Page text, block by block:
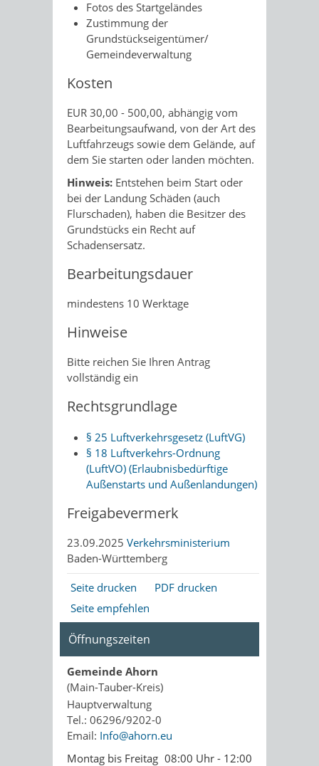
Fotos des Startgeländes
Zustimmung der
Grundstückseigentümer/
Gemeindeverwaltung
Kosten
EUR 30,00 - 500,00, abhängig vom
Bearbeitungsaufwand, von der Art des
Luftfahrzeugs sowie dem Gelände, auf
dem Sie starten oder landen möchten.
Hinweis: Entstehen beim Start oder
bei der Landung Schäden (auch
Flurschaden), haben die Besitzer des
Grundstücks ein Recht auf
Schadensersatz.
Bearbeitungsdauer
mindestens 10 Werktage
Hinweise
Bitte reichen Sie Ihren Antrag
vollständig ein
Rechtsgrundlage
§ 25 Luftverkehrsgesetz (LuftVG)
§ 18 Luftverkehrs-Ordnung
(LuftVO) (Erlaubnisbedürftige
Außenstarts und Außenlandungen)
Freigabevermerk
23.09.2025 Verkehrsministerium
Baden-Württemberg
Seite drucken
PDF drucken
Seite empfehlen
Öffnungszeiten
Gemeinde Ahorn
(Main-Tauber-Kreis)
Hauptverwaltung
Tel.: 06296/9202-0
Email: Info@ahorn.eu
Montag bis Freitag 08:00 Uhr - 12:00